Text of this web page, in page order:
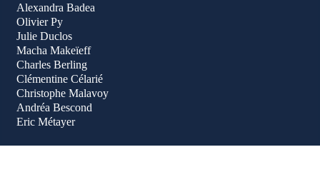
Alexandra Badea
Olivier Py
Julie Duclos
Macha Makeïeff
Charles Berling
Clémentine Célarié
Christophe Malavoy
Andréa Bescond
Eric Métayer